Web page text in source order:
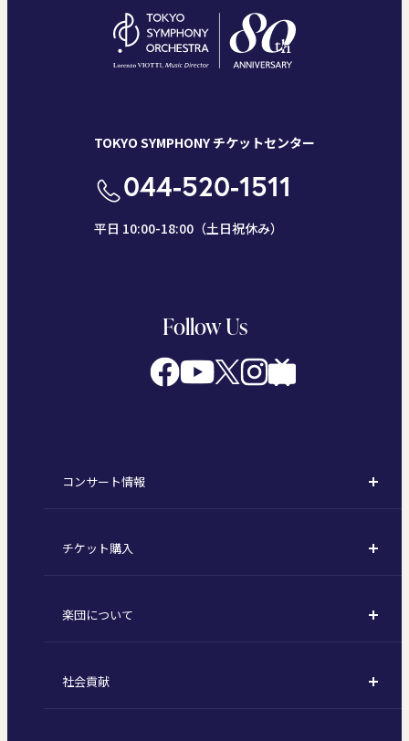
TOKYO SYMPHONY チケットセンター
044-520-1511
平日 10:00-18:00（土日祝休み）
Follow Us
コンサート情報
定期演奏会
東京オペラシティシリーズ
特別演奏会など
チケット購入
定期会員券 / セット券
1回券
楽団について
東京交響楽団とは
社会貢献